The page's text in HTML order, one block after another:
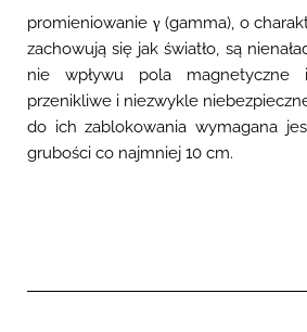
promieniowanie γ (gamma), o
zachowują się jak światło, są
nie wpływu pola
przenikliwe i niezwykle
​​do ich zablokowania wymagana
grubości co najmniej 10 cm.